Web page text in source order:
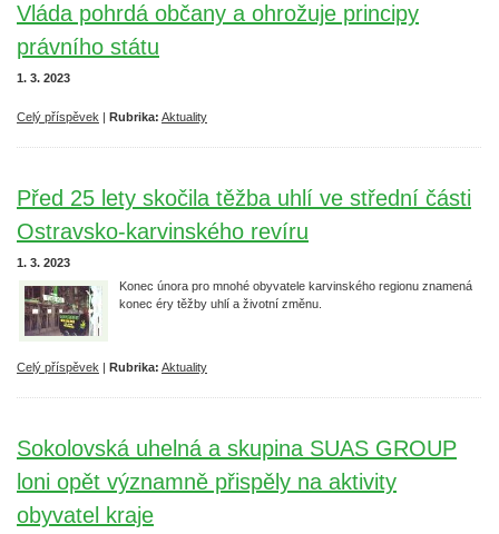
Vláda pohrdá občany a ohrožuje principy
právního státu
1. 3. 2023
Celý příspěvek | Rubrika: Aktuality
Před 25 lety skočila těžba uhlí ve střední části
Ostravsko-karvinského revíru
1. 3. 2023
Konec února pro mnohé obyvatele karvinského regionu znamená
konec éry těžby uhlí a životní změnu.
Celý příspěvek | Rubrika: Aktuality
Sokolovská uhelná a skupina SUAS GROUP
loni opět významně přispěly na aktivity
obyvatel kraje